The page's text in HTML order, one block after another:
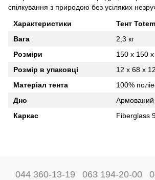
спілкування з природою без усіляких
Характеристики
Тент
Вага
2,3 кг
Розміри
150 х 150
Розмір в упаковці
12 х 68 х
Матеріал тента
100%
Дно
Армований
Каркас
Fiberglass
044 360-13-19 063 194-20-00